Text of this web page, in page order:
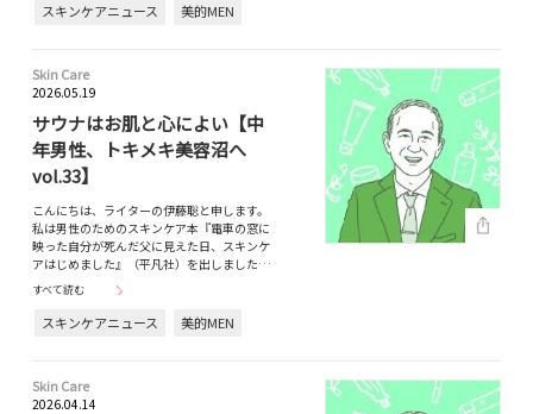
スキンケアニュース 美的MEN
Skin Care
2026.05.19
サウナはお肌と心によい【中
年男性、トキメキ美容沼へ
vol.33】
こんにちは、ライターの伊藤聡と申します。
私は男性のためのスキンケア本『電車の窓に
映った自分が死んだ父に見えた日、スキンケ
アはじめました』（平凡社）を出しました…
すべて読む
スキンケアニュース 美的MEN
Skin Care
2026.04.14